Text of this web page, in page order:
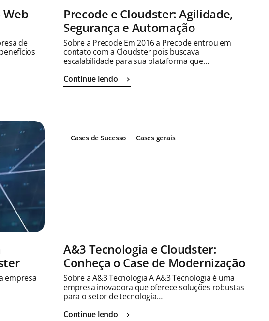
Web
de
Precode e Cloudster: Agilidade,
Segurança e Automação
Sobre a Precode Em 2016 a Precode entrou em
contato com a Cloudster pois buscava
escalabilidade para sua plataforma que…
Continue lendo
empresa
Cases de Sucesso Cases gerais
A&3 Tecnologia e Cloudster:
Conheça o Case de Modernização
Sobre a A&3 Tecnologia A A&3 Tecnologia é uma
empresa inovadora que oferece soluções robustas
para o setor de tecnologia…
Continue lendo